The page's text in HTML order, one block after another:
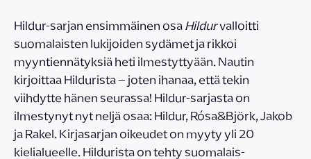
Hildur-sarjan ensimmäinen osaHildurvalloitti
suomalaisten lukijoiden sydämet ja rikkoi
myyntiennätyksiä heti ilmestyttyään. Nautin
kirjoittaa Hildurista – joten ihanaa, että tekin
viihdytte hänen seurassa! Hildur-sarjasta on
ilmestynyt nyt neljä osaa: Hildur, Rósa&Björk, Jakob
ja Rakel. Kirjasarjan oikeudet on myyty yli 20
kielialueelle. Hildurista on tehty suomalais-